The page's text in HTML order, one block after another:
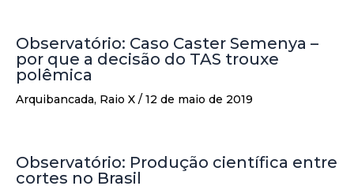
Observatório: Caso Caster Semenya –
por que a decisão do TAS trouxe
polêmica
Arquibancada, Raio X / 12 de maio de 2019
Observatório: Produção científica entre
cortes no Brasil